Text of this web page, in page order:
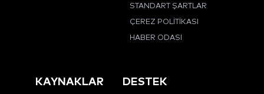
STANDART ŞARTLAR
ÇEREZ POLITIKASI
HABER ODASI
KAYNAKLAR DESTEK